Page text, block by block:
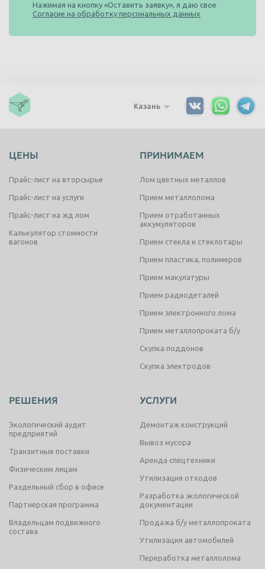
Нажимая на кнопку «Оставить заявку», я даю свое
Согласие на обработку персональных данных
Казань
ЦЕНЫ
Прайс-лист на вторсырье
Прайс-лист на услуги
Прайс-лист на жд лом
Калькулятор стоимости
вагонов
ПРИНИМАЕМ
Лом цветных металлов
Прием металлолома
Прием отработанных
аккумуляторов
Прием стекла и стеклотары
Прием пластика, полимеров
Прием макулатуры
Прием радиодеталей
Прием электронного лома
Прием металлопроката б/у
Скупка поддонов
Скупка электродов
РЕШЕНИЯ
Экологический аудит
предприятий
Транзитные поставки
Физическим лицам
Раздельный сбор в офисе
Партнерская программа
Владельцам подвижного
состава
УСЛУГИ
Демонтаж конструкций
Вывоз мусора
Аренда спецтехники
Утилизация отходов
Разработка экологической
документации
Продажа б/у металлопроката
Утилизация автомобилей
Переработка металлолома